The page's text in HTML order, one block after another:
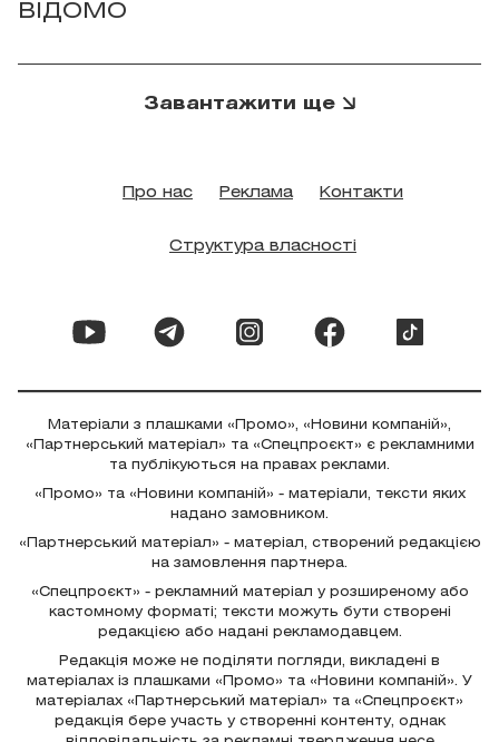
ВІДОМО
Завантажити ще
Про нас Реклама Контакти
Структура власності
Матеріали з плашками «Промо», «Новини компаній»,
«Партнерський матеріал» та «Спецпроєкт» є рекламними
та публікуються на правах реклами.
«Промо» та «Новини компаній» - матеріали, тексти яких
надано замовником.
«Партнерський матеріал» - матеріал, створений редакцією
на замовлення партнера.
«Спецпроєкт» - рекламний матеріал у розширеному або
кастомному форматі; тексти можуть бути створені
редакцією або надані рекламодавцем.
Редакція може не поділяти погляди, викладені в
матеріалах із плашками «Промо» та «Новини компаній». У
матеріалах «Партнерський матеріал» та «Спецпроєкт»
редакція бере участь у створенні контенту, однак